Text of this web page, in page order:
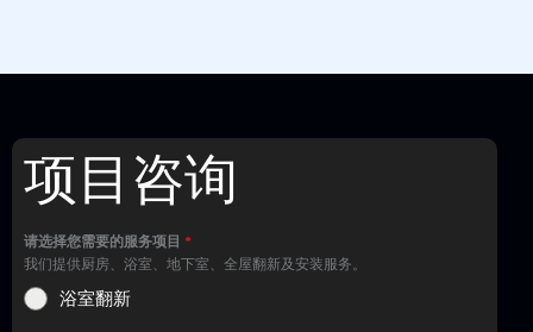
项目咨询
请选择您需要的服务项目 *
我们提供厨房、浴室、地下室、全屋翻新及安装服务。
浴室翻新